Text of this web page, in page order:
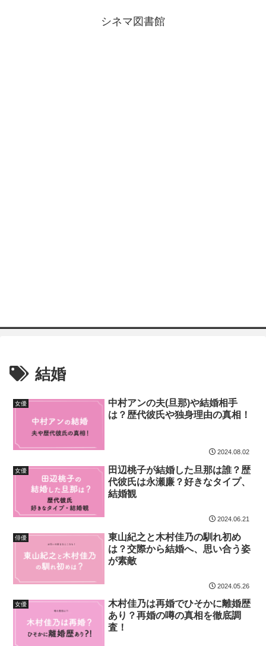
シネマ図書館
結婚
女優
中村アンの夫(旦那)や結婚相手
は？歴代彼氏や独身理由の真相！
2024.08.02
女優
田辺桃子が結婚した旦那は誰？歴
代彼氏は永瀬廉？好きなタイプ、
結婚観
2024.06.21
俳優
東山紀之と木村佳乃の馴れ初め
は？交際から結婚へ、思い合う姿
が素敵
2024.05.26
女優
木村佳乃は再婚でひそかに離婚歴
あり？再婚の噂の真相を徹底調
査！